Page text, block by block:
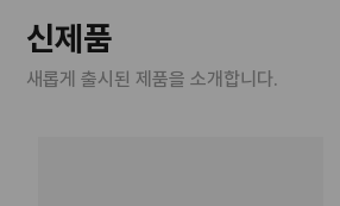
신제품
새롭게 출시된 제품을 소개합니다.